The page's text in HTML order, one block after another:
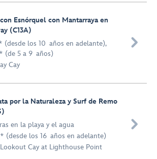
Esnórquel con Mantarraya en
(C13A)
(desde los 10 años en adelante),
(de 5 a 9 años)
Cay

por la Naturaleza y Surf de Remo
en la playa y el agua
(desde los 16 años en adelante)
Cay at Lighthouse Point
